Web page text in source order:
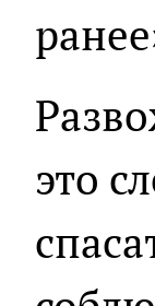
это